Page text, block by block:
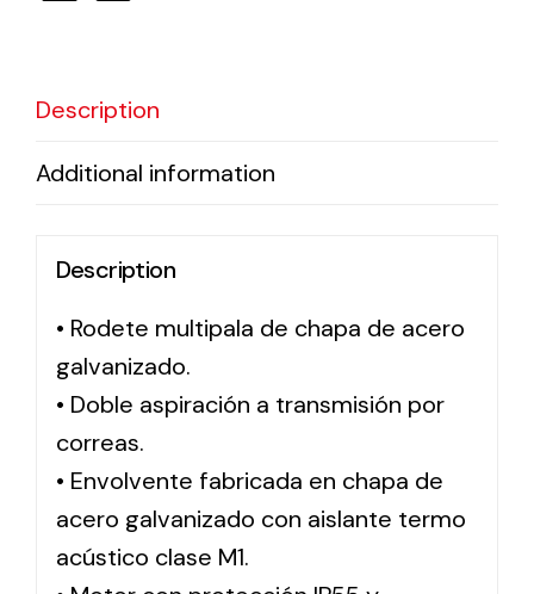
Iluminación Solar
de necesidades.
Solar lighting
Variety of solar solutions for all kinds of needs.
Description
Additional information
Description
• Rodete multipala de chapa de acero
galvanizado.
• Doble aspiración a transmisión por
correas.
• Envolvente fabricada en chapa de
acero galvanizado con aislante termo
acústico clase M1.